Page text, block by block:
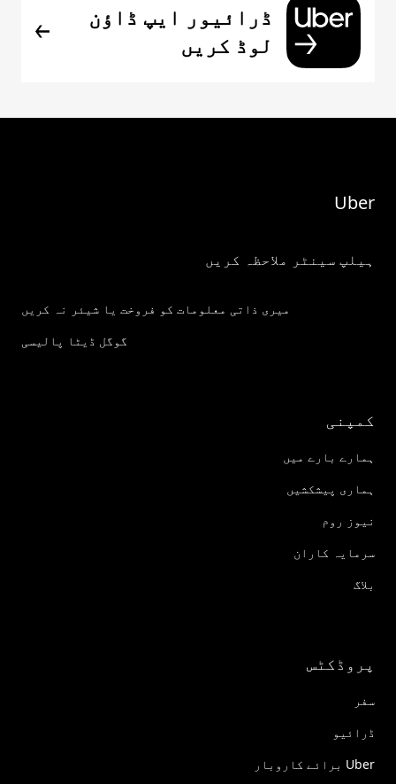
ڈرائیور ایپ ڈاؤن
لوڈ کریں
Uber
ہیلپ سینٹر ملاحظہ کریں
میری ذاتی معلومات کو فروخت یا شیئر نہ کریں
گوگل ڈیٹا پالیسی
کمپنی
ہمارے بارے میں
ہماری پیشکشیں
نیوز روم
سرمایہ کاران
بلاگ
پروڈکٹس
سفر
ڈرائیو
Uber برائے کاروبار